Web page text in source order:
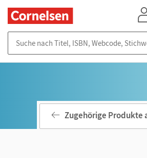
Zugehörige Produkte